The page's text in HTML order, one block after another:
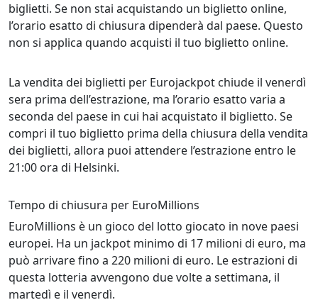
biglietti. Se non stai acquistando un biglietto online,
l’orario esatto di chiusura dipenderà dal paese. Questo
non si applica quando acquisti il tuo biglietto online.
La vendita dei biglietti per Eurojackpot chiude il venerdì
sera prima dell’estrazione, ma l’orario esatto varia a
seconda del paese in cui hai acquistato il biglietto. Se
compri il tuo biglietto prima della chiusura della vendita
dei biglietti, allora puoi attendere l’estrazione entro le
21:00 ora di Helsinki.
Tempo di chiusura per EuroMillions
EuroMillions è un gioco del lotto giocato in nove paesi
europei. Ha un jackpot minimo di 17 milioni di euro, ma
può arrivare fino a 220 milioni di euro. Le estrazioni di
questa lotteria avvengono due volte a settimana, il
martedì e il venerdì.